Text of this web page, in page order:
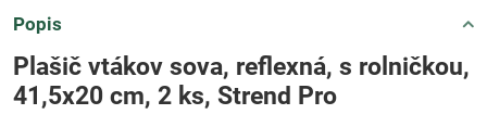
Popis
Plašič vtákov sova, reflexná, s rolničkou,
41,5x20 cm, 2 ks, Strend Pro